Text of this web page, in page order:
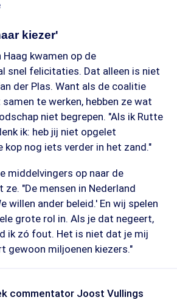
kiezer'
kwamen op de
snel felicitaties. Dat alleen is niet
der Plas. Want als de coalitie
te werken, hebben ze wat
niet begrepen. "Als ik Rutte
ik: heb jij niet opgelet
kop nog iets verder in het zand."
middelvingers op naar de
ze. "De mensen in Nederland
willen ander beleid.' En wij spelen
grote rol in. Als je dat negeert,
ik zó fout. Het is niet dat je mij
gewoon miljoenen kiezers."
commentator Joost Vullings